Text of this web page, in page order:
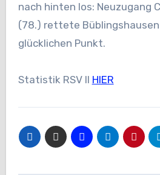
nach hinten los: Neuzugang
(78.) rettete
glücklichen Punkt.
Statistik RSV II HIER